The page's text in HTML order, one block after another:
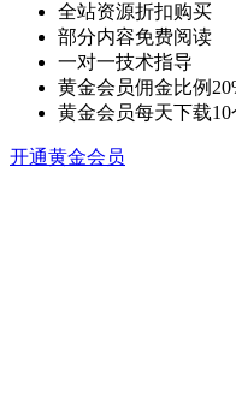
全站资源折扣购买
部分内容免费阅读
一对一技术指导
黄金会员佣金比例
黄金会员每天下载
开通黄金会员